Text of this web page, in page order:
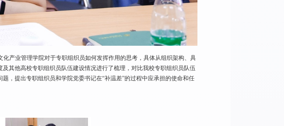
产业管理学院对于专职组织员如何发挥作用的思考，具体从组织架构、具
其他高校专职组织员队伍建设情况进行了梳理，对比我校专职组织员队伍
，提出专职组织员和学院党委书记在“补温差”的过程中应承担的使命和任